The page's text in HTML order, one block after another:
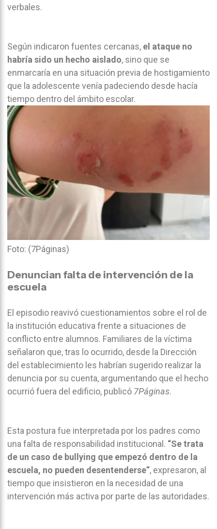
verbales.
Según indicaron fuentes cercanas, el ataque no
habría sido un hecho aislado, sino que se
enmarcaría en una situación previa de hostigamiento
que la adolescente venía padeciendo desde hacía
tiempo dentro del ámbito escolar.
Foto: (7Páginas)
Denuncian falta de intervención de la
escuela
El episodio reavivó cuestionamientos sobre el rol de
la institución educativa frente a situaciones de
conflicto entre alumnos. Familiares de la víctima
señalaron que, tras lo ocurrido, desde la Dirección
del establecimiento les habrían sugerido realizar la
denuncia por su cuenta, argumentando que el hecho
ocurrió fuera del edificio, publicó 7Páginas.
Esta postura fue interpretada por los padres como
una falta de responsabilidad institucional. “Se trata
de un caso de bullying que empezó dentro de la
escuela, no pueden desentenderse”, expresaron, al
tiempo que insistieron en la necesidad de una
intervención más activa por parte de las autoridades.